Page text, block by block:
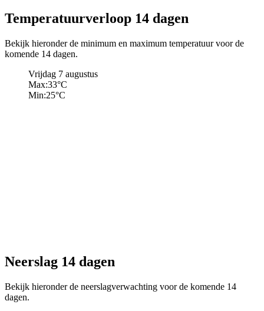
Temperatuurverloop 14 dagen
Bekijk hieronder de minimum en maximum temperatuur voor de
komende 14 dagen.
Vrijdag 7 augustus
Max:33°C
Min:25°C
Neerslag 14 dagen
Bekijk hieronder de neerslagverwachting voor de komende 14
dagen.